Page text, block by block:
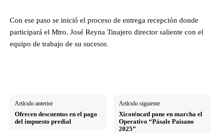
Con ese paso se inició el proceso de entrega recepción donde
participará el Mtro. José Reyna Tinajero director saliente con el
equipo de trabajo de su sucesor.
Artículo anterior
Ofrecen descuentos en el pago
del impuesto predial
Artículo siguiente
Xicoténcatl pone en marcha el
Operativo “Pásale Paisano
2025”